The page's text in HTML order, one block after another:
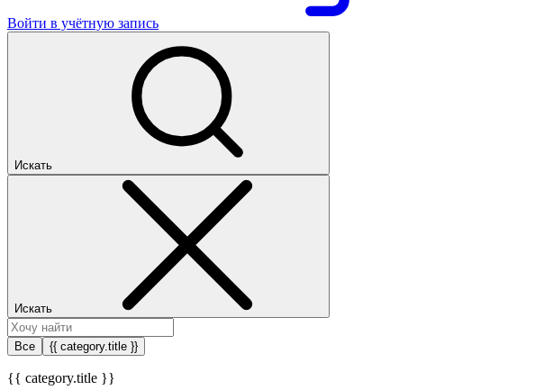
Войти в учётную запись
Искать
Искать
Все {{ category.title }}
{{ category.title }}